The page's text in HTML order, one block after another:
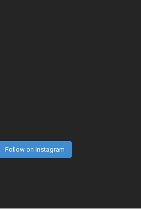
Follow on Instagram